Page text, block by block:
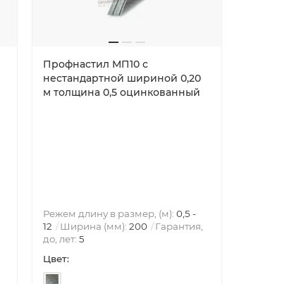
Профнастил МП10 с
нестандартной шириной 0,20
м толщина 0,5 оцинкованный
Режем длину в размер, (м): 0,5 -
12
Ширина (мм): 200
Гарантия,
до, лет: 5
Цвет: